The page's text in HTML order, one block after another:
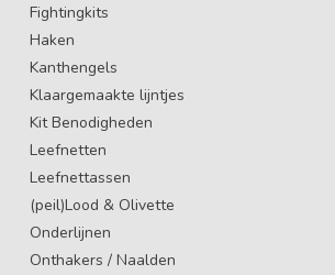
Fightingkits
Haken
Kanthengels
Klaargemaakte lijntjes
Kit Benodigheden
Leefnetten
Leefnettassen
(peil)Lood & Olivette
Onderlijnen
Onthakers / Naalden